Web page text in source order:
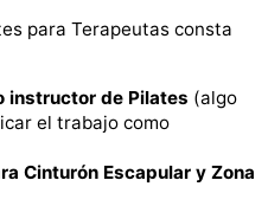
para Terapeutas consta
instructor de Pilates (algo
el trabajo como
Cinturón Escapular y Zona